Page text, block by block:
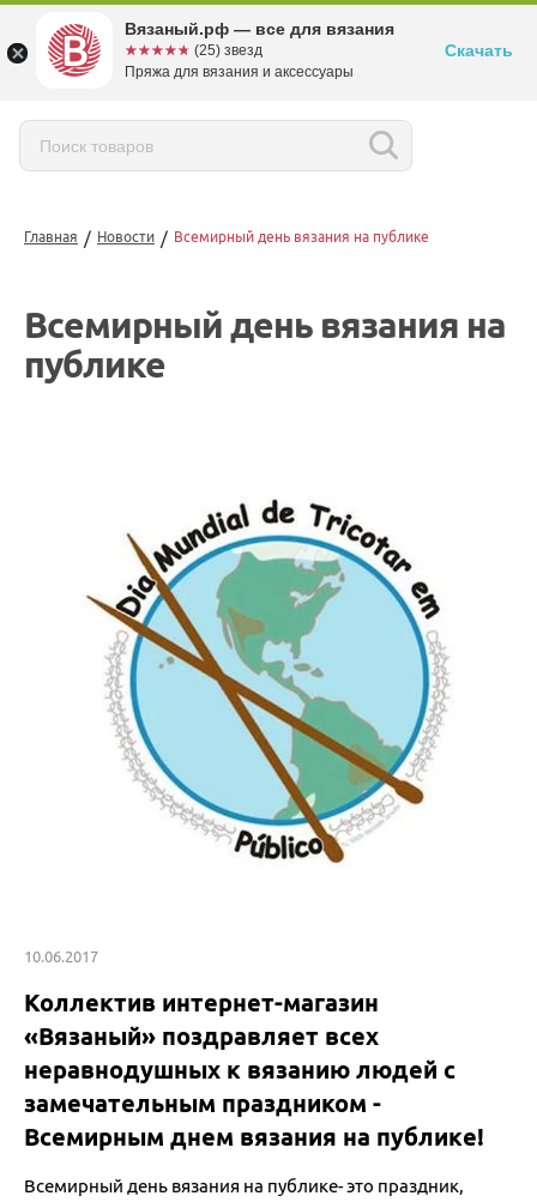
Главная / Новости / Всемирный день вязания на публике
Всемирный день вязания на
публике
10.06.2017
Коллектив интернет-магазин
«Вязаный» поздравляет всех
неравнодушных к вязанию людей с
замечательным праздником -
Всемирным днем вязания на публике!
Всемирный день вязания на публике- это праздник,
Вязаный.рф — все для вязания
☆☆☆☆☆
★★★★★ (25) звезд
Пряжа для вязания и аксессуары
Скачать